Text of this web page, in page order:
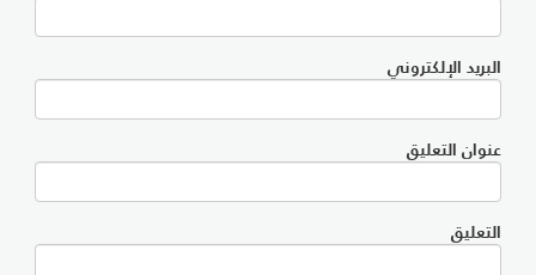
البريد الإلكتروني
عنوان التعليق
التعليق